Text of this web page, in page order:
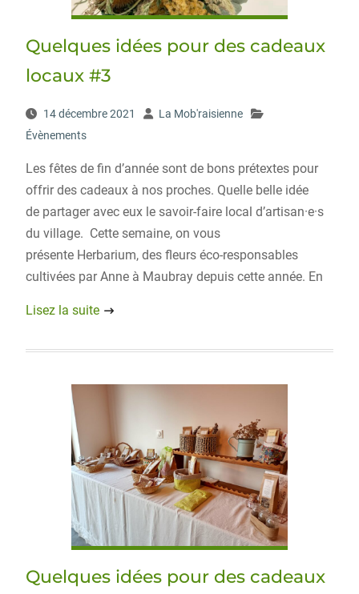
Quelques idées pour des cadeaux
locaux #3
14 décembre 2021
La Mob'raisienne
Évènements
Les fêtes de fin d’année sont de bons prétextes pour
offrir des cadeaux à nos proches. Quelle belle idée
de partager avec eux le savoir-faire local d’artisan·e·s
du village. Cette semaine, on vous
présente Herbarium, des fleurs éco-responsables
cultivées par Anne à Maubray depuis cette année. En
Lisez la suite
Quelques idées pour des cadeaux